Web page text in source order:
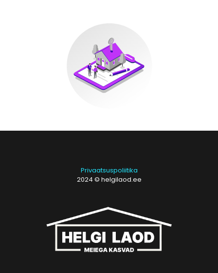
Privaatsuspoliitika
2024 © helgilaod.ee